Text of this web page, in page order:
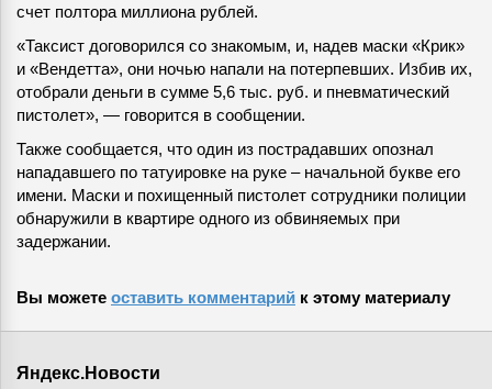
счет полтора миллиона рублей.
«Таксист договорился со знакомым, и, надев маски «Крик»
и «Вендетта», они ночью напали на потерпевших. Избив их,
отобрали деньги в сумме 5,6 тыс. руб. и пневматический
пистолет», — говорится в сообщении.
Также сообщается, что один из пострадавших опознал
нападавшего по татуировке на руке – начальной букве его
имени. Маски и похищенный пистолет сотрудники полиции
обнаружили в квартире одного из обвиняемых при
задержании.
Вы можете оставить комментарий к этому материалу
Яндекс.Новости